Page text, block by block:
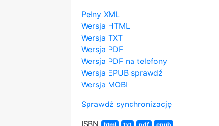
Pełny XML
Wersja HTML
Wersja TXT
Wersja PDF
Wersja PDF na telefony
Wersja EPUB sprawdź
Wersja MOBI
Sprawdź synchronizację
ISBN
html txt pdf
epub